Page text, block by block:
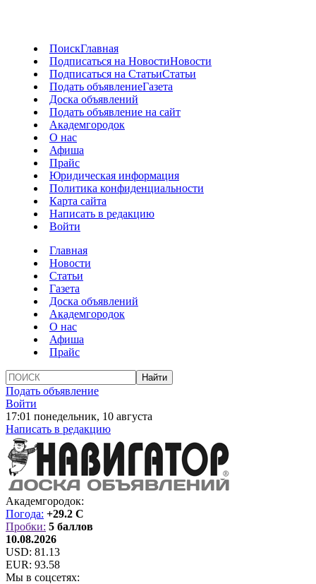
ПоискГлавная
Подписаться на НовостиНовости
Подписаться на СтатьиСтатьи
Подать объявлениеГазета
Доска объявлений
Подать объявление на сайт
Академгородок
О нас
Афиша
Прайс
Юридическая информация
Политика конфиденциальности
Карта сайта
Написать в редакцию
Войти
Главная
Новости
Статьи
Газета
Доска объявлений
Академгородок
О нас
Афиша
Прайс
Подать объявление
Войти
17:01 понедельник, 10 августа
Написать в редакцию
Академгородок:
Погода: +29.2 C
Пробки: 5 баллов
10.08.2026
USD: 81.13
EUR: 93.58
Мы в соцсетях: